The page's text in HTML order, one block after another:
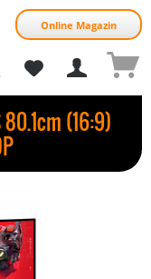
Online Magazin
(16:9)